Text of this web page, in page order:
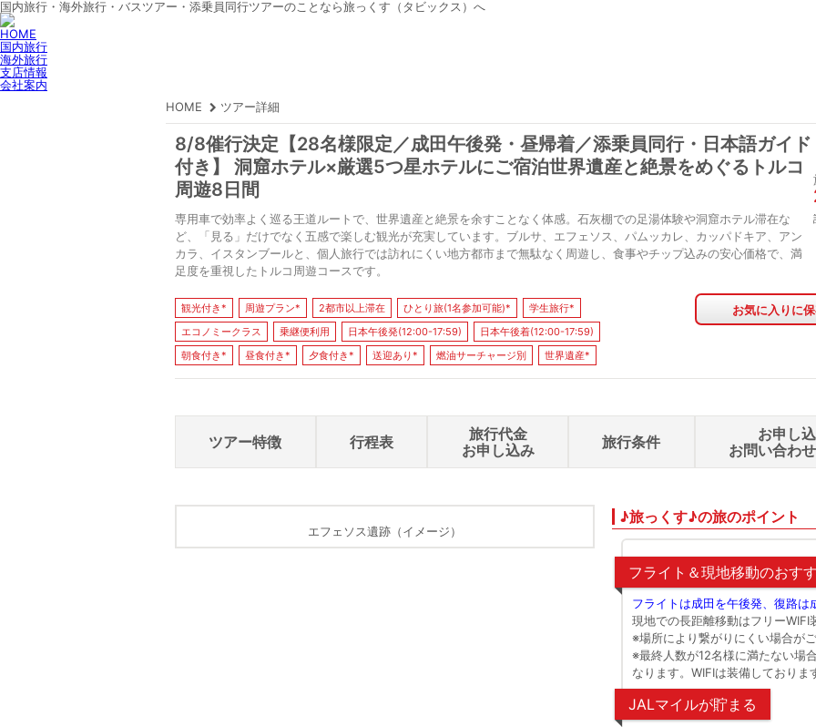
国内旅行・海外旅行・バスツアー・添乗員同行ツアーのことなら旅っくす（タビックス）へ
HOME
国内旅行
海外旅行
支店情報
会社案内
HOME
ツアー詳細
8/8催行決定【28名様限定／成田午後発・昼帰着／添乗員同行・日本語ガイド
付き】 洞窟ホテル×厳選5つ星ホテルにご宿泊世界遺産と絶景をめぐるトルコ
周遊8日間
専用車で効率よく巡る王道ルートで、世界遺産と絶景を余すことなく体感。石灰棚での足湯体験や洞窟ホテル滞在な
ど、「見る」だけでなく五感で楽しむ観光が充実しています。ブルサ、エフェソス、パムッカレ、カッパドキア、アン
カラ、イスタンブールと、個人旅行では訪れにくい地方都市まで無駄なく周遊し、食事やチップ込みの安心価格で、満
足度を重視したトルコ周遊コースです。
エフェソス遺跡（イメージ） カッパドキア 気球(イメージ)※気球
観光付き* 周遊プラン* 2都市以上滞在 ひとり旅(1名参加可能)*
学生旅行*
エコノミークラス
乗継便利用 日本午後発(12:00-17:59)
日本午後着(12:00-17:59)
朝食付き*
昼食付き* 夕食付き* 送迎あり* 燃油サーチャージ別 世界遺産*
お気に入りに
ツアー特徴 行程表
旅行代金
お申し込み
旅行条件
お申し
お問い合わ
♪旅っくす♪の旅のポイント
フライト＆現地移動のおす
フライトは成田を午後発、復路
現地での長距離移動はフリー
※場所により繋がりにくい場合が
※最終人数が12名様に満たない場
なります。WIFIは装備しておりま
JALマイルが貯まる